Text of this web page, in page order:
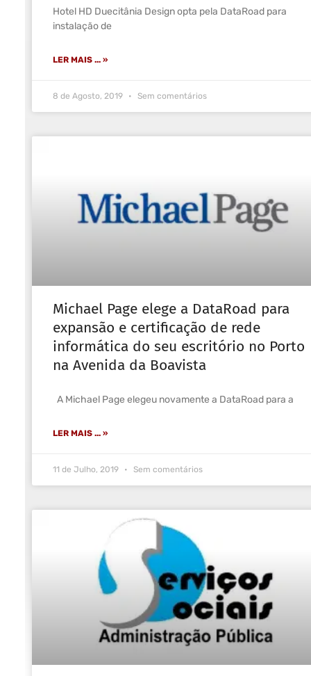
Hotel HD Duecitânia Design opta pela DataRoad para
instalação de
LER MAIS ... »
8 de Agosto, 2019 Sem comentários
Michael Page elege a DataRoad para
expansão e certificação de rede
informática do seu escritório no Porto
na Avenida da Boavista
A Michael Page elegeu novamente a DataRoad para a
LER MAIS ... »
11 de Julho, 2019 Sem comentários